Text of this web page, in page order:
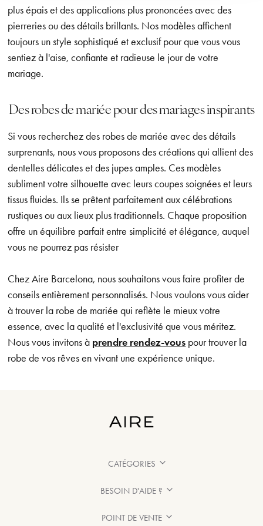
plus épais et des applications plus prononcées avec des
pierreries ou des détails brillants. Nos modèles affichent
toujours un style sophistiqué et exclusif pour que vous vous
sentiez à l'aise, confiante et radieuse le jour de votre
mariage.
Des robes de mariée pour des mariages inspirants
Si vous recherchez des robes de mariée avec des détails
surprenants, nous vous proposons des créations qui allient des
dentelles délicates et des jupes amples. Ces modèles
subliment votre silhouette avec leurs coupes soignées et leurs
tissus fluides. Ils se prêtent parfaitement aux célébrations
rustiques ou aux lieux plus traditionnels. Chaque proposition
offre un équilibre parfait entre simplicité et élégance, auquel
vous ne pourrez pas résister
Chez Aire Barcelona, nous souhaitons vous faire profiter de
conseils entièrement personnalisés. Nous voulons vous aider
à trouver la robe de mariée qui reflète le mieux votre
essence, avec la qualité et l'exclusivité que vous méritez.
Nous vous invitons à prendre rendez-vous pour trouver la
robe de vos rêves en vivant une expérience unique.
CATÉGORIES
BESOIN D'AIDE ?
POINT DE VENTE